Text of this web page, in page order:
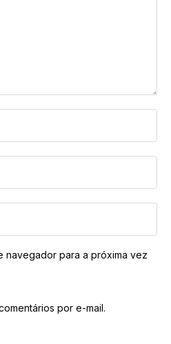
navegador para a próxima vez
por e-mail.